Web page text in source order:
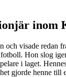
inom
och visade redan
Hon slog
i laget.
gjorde henne till